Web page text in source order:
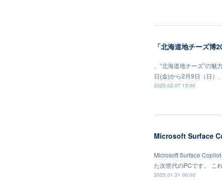
「北海道地チーズ
、“北海道地チーズ”の
日(金)から2月9日（日
2025.02.07 13:00
Microsoft Surface
Microsoft Surface
た次世代のPCです。 こ
2025.01.31 00:00